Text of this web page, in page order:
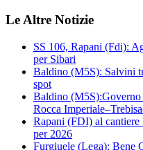
Le Altre Notizie
SS 106, Rapani (Fdi):
per Sibari
Baldino (M5S): Salvini
spot
Baldino (M5S):Governo
Rocca
Rapani (FDI) al
per 2026
Furgiuele (Lega): Bene